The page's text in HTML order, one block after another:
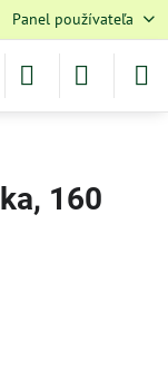
Panel používateľa
160